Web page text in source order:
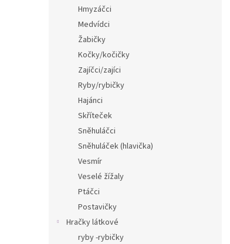
Hmyzáčci
Medvídci
Žabičky
Kočky/kočičky
Zajíčci/zajíci
Ryby/rybičky
Hajánci
Skříteček
Sněhuláčci
Sněhuláček (hlavička)
Vesmír
Veselé žížaly
Ptáčci
Postavičky
Hračky látkové
ryby -rybičky